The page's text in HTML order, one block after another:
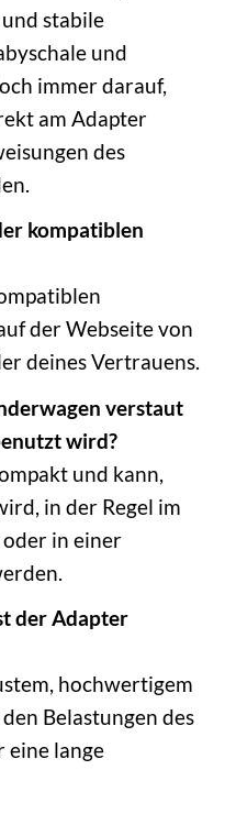
stabile
und
immer darauf,
am Adapter
des
kompatiblen
der Webseite von
deines Vertrauens.
verstaut
wird?
und kann,
in der Regel im
in einer
der Adapter
hochwertigem
Belastungen des
eine lange